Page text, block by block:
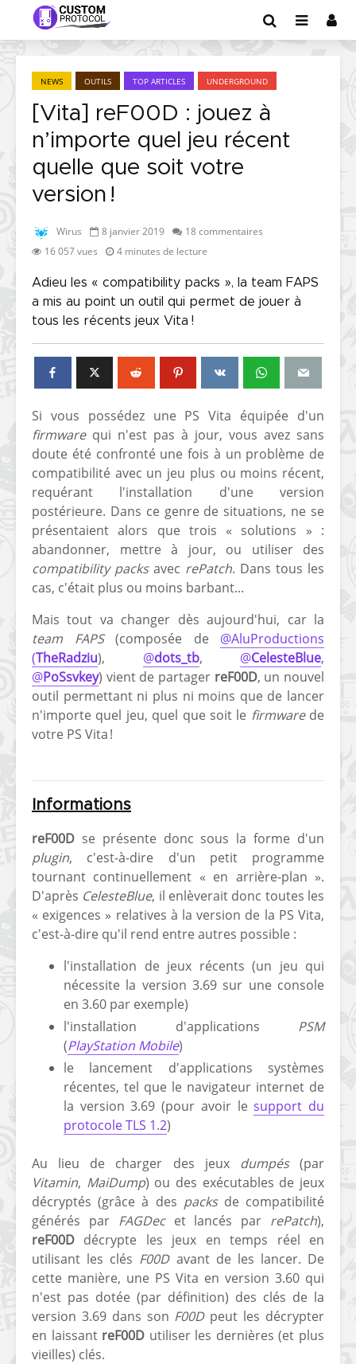
NEWS OUTILS TOP ARTICLES UNDERGROUND
[Vita] reF00D : jouez à
n’importe quel jeu récent
quelle que soit votre
version !
Wirus 8 janvier 2019
18 commentaires
16 057 vues
4 minutes de lecture
Adieu les « compatibility packs », la team FAPS
a mis au point un outil qui permet de jouer à
tous les récents jeux Vita !
Si vous possédez une PS Vita équipée d'un
firmwarequi n'est pas à jour, vous avez sans
doute été confronté une fois à un problème de
compatibilité avec un jeu plus ou moins récent,
requérant l'installation d'une version
postérieure. Dans ce genre de situations, ne se
présentaient alors que trois « solutions » :
abandonner, mettre à jour, ou utiliser des
compatibility packsavec rePatch. Dans tous les
cas, c'était plus ou moins barbant...
Mais tout va changer dès aujourd'hui, car la
team FAPS(composée de @AluProductions
(TheRadziu), @dots_tb, @CelesteBlue,
@PoSsvkey) vient de partager reF00D, un nouvel
outil permettant ni plus ni moins que de lancer
n'importe quel jeu, quel que soit le firmwarede
votre PS Vita !
Informations
reF00D se présente donc sous la forme d'un
plugin, c'est-à-dire d'un petit programme
tournant continuellement « en arrière-plan ».
D'après CelesteBlue, il enlèverait donc toutes les
« exigences » relatives à la version de la PS Vita,
c'est-à-dire qu'il rend entre autres possible :
l'installation de jeux récents (un jeu qui
nécessite la version 3.69 sur une console
en 3.60 par exemple)
l'installation d'applications PSM
(PlayStation Mobile)
le lancement d'applications systèmes
récentes, tel que le navigateur internet de
la version 3.69 (pour avoir lesupport du
protocole TLS 1.2)
Au lieu de charger des jeux dumpés(par
Vitamin, MaiDump) ou des exécutables de jeux
décryptés (grâce à des packsde compatibilité
générés par FAGDecet lancés par rePatch),
reF00D décrypte les jeux en temps réel en
utilisant les clés F00D avant de les lancer. De
cette manière, une PS Vita en version 3.60 qui
n'est pas dotée (par définition) des clés de la
version 3.69 dans son F00Dpeut les décrypter
en laissant reF00D utiliser les dernières (et plus
vieilles) clés.
[Vita] Ouverture de
KyûHEN, le nouveau
concours de
homebrews
[PSP] Débricker une
PSP 2000/3000 est
désormais
possible avec Baryon
Sweeper !
[PS4] TUTO - Hacker
/ Jailbreaker sa PS4
en 6.72
[PS4] Le point sur le
fameux jailbreak pour
6.72 / 7.02
[Vita] La team CBPS
dévoile dans une
vidéo une flopée de
nouveaux projets
[Switch]
nouveaux
SX Lite
[Switch]
prévoir
de test
TUTO -
[PSP]
de retour !